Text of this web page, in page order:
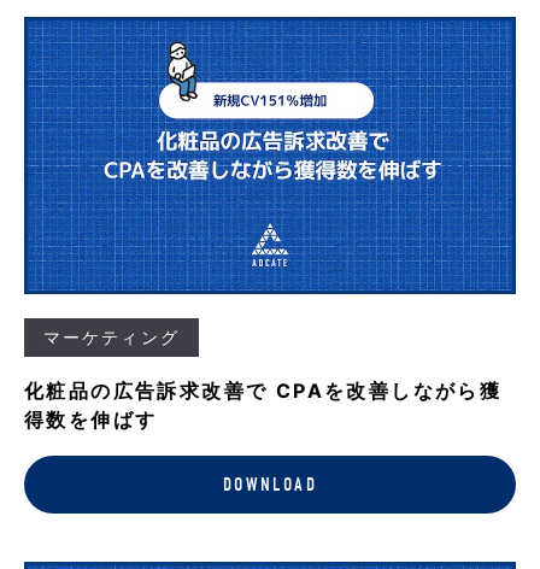
マーケティング
化粧品の広告訴求改善で CPAを改善しながら獲
得数を伸ばす
DOWNLOAD